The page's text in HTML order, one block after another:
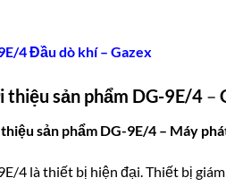
4 Đầu dò khí – Gazex
thiệu sản phẩm DG-9E/4 –
sản phẩm DG-9E/4 – Máy
4 là thiết bị hiện đại. Thiết bị